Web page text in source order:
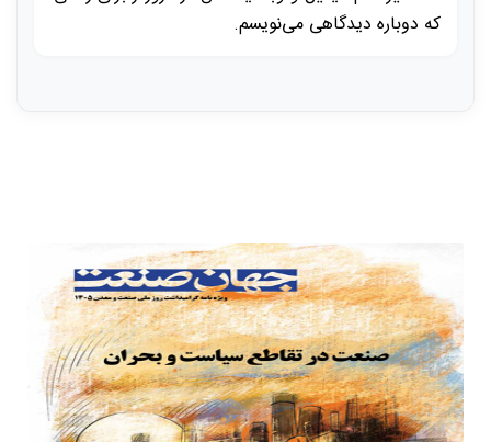
که دوباره دیدگاهی می‌نویسم.